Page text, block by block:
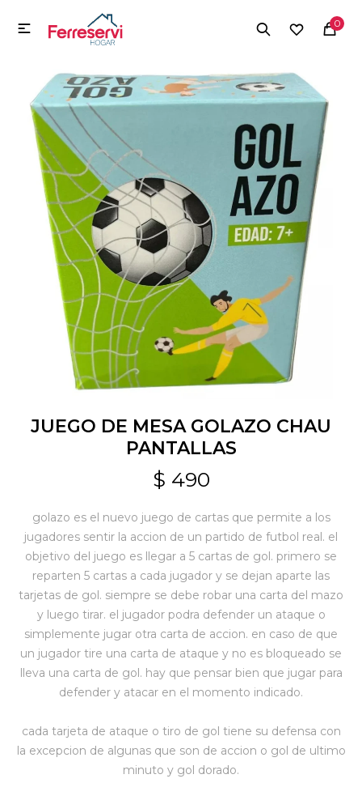
0

JUEGO DE MESA GOLAZO CHAU
PANTALLAS
$ 490
golazo es el nuevo juego de cartas que permite a los
jugadores sentir la accion de un partido de futbol real. el
objetivo del juego es llegar a 5 cartas de gol. primero se
reparten 5 cartas a cada jugador y se dejan aparte las
tarjetas de gol. siempre se debe robar una carta del mazo
y luego tirar. el jugador podra defender un ataque o
simplemente jugar otra carta de accion. en caso de que
un jugador tire una carta de ataque y no es bloqueado se
lleva una carta de gol. hay que pensar bien que jugar para
defender y atacar en el momento indicado.
cada tarjeta de ataque o tiro de gol tiene su defensa con
la excepcion de algunas que son de accion o gol de ultimo
minuto y gol dorado.
MI CUENTA
Herramientas y Construcción
Electrodomésticos
Tecnología
Deportes
Camping
Jardín y Aire Libre
Bazar
Juguetes y artículos para bebé
Gastronomía
Ferretería
Vestimenta y calzado